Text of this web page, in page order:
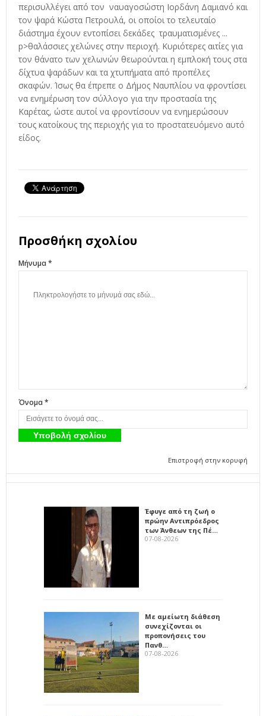
περισυλλέγει από τον ναυαγοσώστη Ιορδάνη Δαμιανό και
τον ψαρά Κώστα Πετρουλά, οι οποίοι το τελευταίο
διάστημα έχουν εντοπίσει δεκάδες τραυματισμένες ...
p>θαλάσσιες χελώνες στην περιοχή. Κυριότερες αιτίες για
τον θάνατο των χελωνών θεωρούνται η εμπλοκή τους στα
δίχτυα ψαράδων και τα χτυπήματα από προπέλες
σκαφών. Ίσως θα έπρεπε ο Δήμος Ναυπλίου να φροντίσει
να ενημέρωση τον σύλλογο για την προστασία της
Καρέτας, ώστε αυτοί να φροντίσουν να ενημερώσουν
τους κατοίκους της περιοχής για το προστατευόμενο αυτό
είδος.
Προσθήκη σχολίου
Μήνυμα *
Όνομα *
Επιστροφή στην κορυφή
Έφυγε από τη ζωή ο
πρώην Αντιπρόεδρος
των Άνθεων της Πέ…
07-08-2026
Με αμείωτη διάθεση
συνεχίζονται οι
προπονήσεις του
Πανθ…
07-08-2026